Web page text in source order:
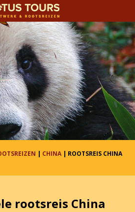
| CHINA | ROOTSREIS CHINA
rootsreis China